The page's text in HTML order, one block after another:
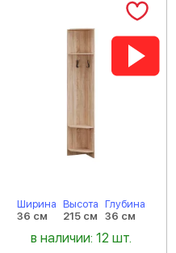
Ширина
36 см
Высота
215 см
Глубина
36 см
в наличии: 12 шт.